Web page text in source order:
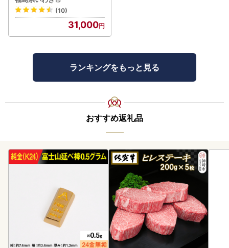
(10)
31,000
ランキングをもっと見る
おすすめ返礼品